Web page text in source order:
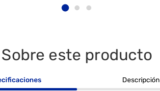
Sobre este producto
Descripción